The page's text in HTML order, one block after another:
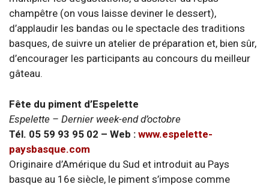
champêtre (on vous laisse deviner le dessert),
d’applaudir les bandas ou le spectacle des traditions
basques, de suivre un atelier de préparation et, bien sûr,
d’encourager les participants au concours du meilleur
gâteau.
Fête du piment d’Espelette
Espelette – Dernier week-end d’octobre
Tél. 05 59 93 95 02 – Web : www.espelette-
paysbasque.com
Originaire d’Amérique du Sud et introduit au Pays
basque au 16e siècle, le piment s’impose comme